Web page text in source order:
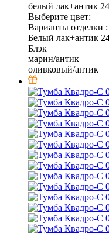
белый лак+антик
Выберите цвет:
Варианты отделки :
Белый лак+антик
Блэк
марин/антик
оливковый/антик